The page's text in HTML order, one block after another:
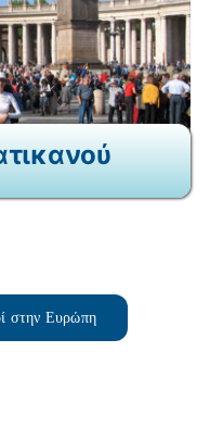
στην Ευρώπη